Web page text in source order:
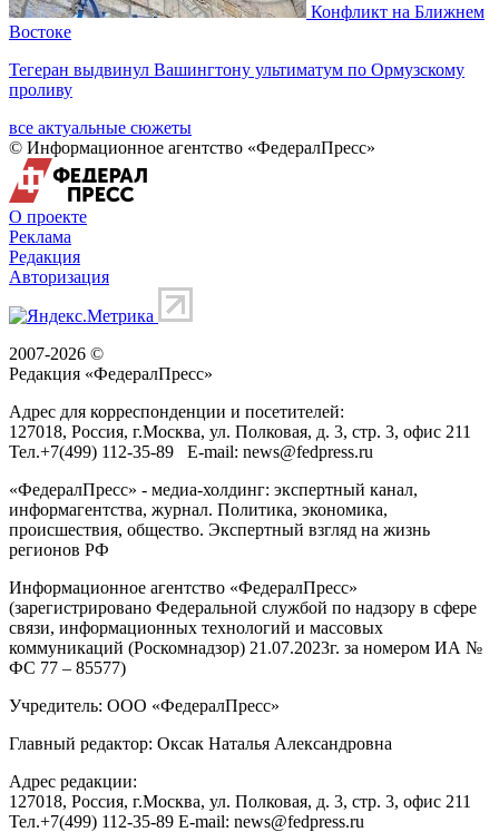
Конфликт на Ближнем
Востоке
Тегеран выдвинул Вашингтону ультиматум по Ормузскому
проливу
все актуальные сюжеты
© Информационное агентство «ФедералПресс»
О проекте
Реклама
Редакция
Авторизация
2007-2026 ©
Редакция «ФедералПресс»
Адрес для корреспонденции и посетителей:
127018, Россия, г.Москва, ул. Полковая, д. 3, стр. 3, офис 211
Тел.+7(499) 112-35-89 E-mail: news@fedpress.ru
«ФедералПресс» - медиа-холдинг: экспертный канал,
информагентства, журнал. Политика, экономика,
происшествия, общество. Экспертный взгляд на жизнь
регионов РФ
Информационное агентство «ФедералПресс»
(зарегистрировано Федеральной службой по надзору в сфере
связи, информационных технологий и массовых
коммуникаций (Роскомнадзор) 21.07.2023г. за номером ИА №
ФС 77 – 85577)
Учредитель: ООО «ФедералПресс»
Главный редактор: Оксак Наталья Александровна
Адрес редакции:
127018, Россия, г.Москва, ул. Полковая, д. 3, стр. 3, офис 211
Тел.+7(499) 112-35-89 E-mail: news@fedpress.ru